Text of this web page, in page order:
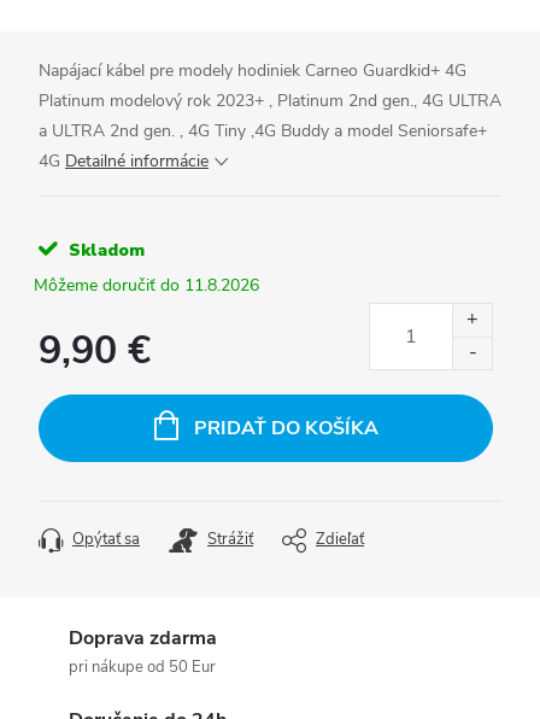
Napájací kábel pre modely hodiniek Carneo Guardkid+ 4G
Platinum modelový rok 2023+ , Platinum 2nd gen., 4G ULTRA
a ULTRA 2nd gen. , 4G Tiny ,4G Buddy a model Seniorsafe+
4G Detailné informácie
Skladom
11.8.2026
9,90 €
cena:
PRIDAŤ DO KOŠÍKA
Opýtať sa Strážiť Zdieľať
Doprava zdarma
pri nákupe od 50 Eur